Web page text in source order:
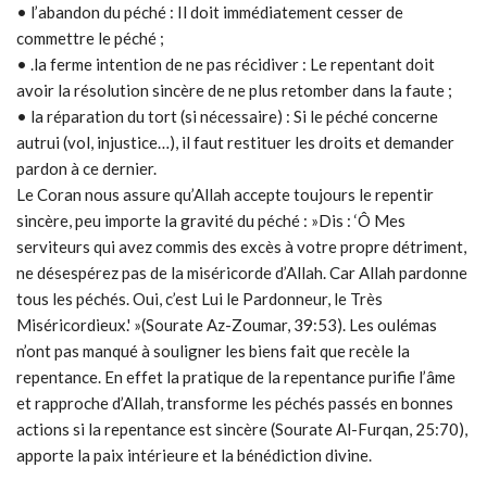
• l’abandon du péché : Il doit immédiatement cesser de
commettre le péché ;
• .la ferme intention de ne pas récidiver : Le repentant doit
avoir la résolution sincère de ne plus retomber dans la faute ;
• la réparation du tort (si nécessaire) : Si le péché concerne
autrui (vol, injustice…), il faut restituer les droits et demander
pardon à ce dernier.
Le Coran nous assure qu’Allah accepte toujours le repentir
sincère, peu importe la gravité du péché : »Dis : ‘Ô Mes
serviteurs qui avez commis des excès à votre propre détriment,
ne désespérez pas de la miséricorde d’Allah. Car Allah pardonne
tous les péchés. Oui, c’est Lui le Pardonneur, le Très
Miséricordieux.' »(Sourate Az-Zoumar, 39:53). Les oulémas
n’ont pas manqué à souligner les biens fait que recèle la
repentance. En effet la pratique de la repentance purifie l’âme
et rapproche d’Allah, transforme les péchés passés en bonnes
actions si la repentance est sincère (Sourate Al-Furqan, 25:70),
apporte la paix intérieure et la bénédiction divine.